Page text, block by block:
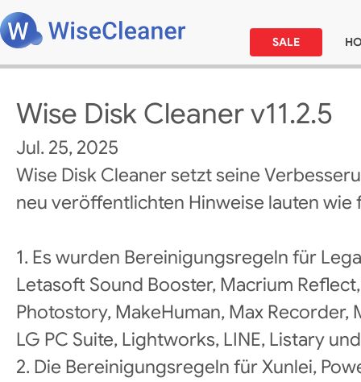
SALE
Wise Disk Cleaner v11.2.5
Jul. 25, 2025
Wise Disk Cleaner setzt seine
neu veröffentlichten Hinweise lauten wie
1. Es wurden Bereinigungsregeln für
Letasoft Sound Booster, Macrium
Photostory, MakeHuman, Max Recorder,
LG PC Suite, Lightworks, LINE, Listary
2. Die Bereinigungsregeln für Xunlei,